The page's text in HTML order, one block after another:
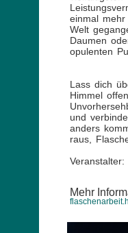
einmal
Welt
Daumen
opulenten
Lass dich
Himmel
und
anders
raus,
Mehr